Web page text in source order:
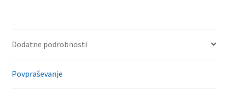
Dodatne podrobnosti
Povpraševanje